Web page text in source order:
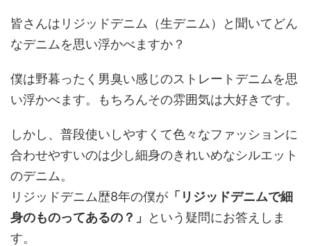
皆さんはリジッドデニム（生デニム）と聞いてどん
なデニムを思い浮かべますか？
僕は野暮ったく男臭い感じのストレートデニムを思
い浮かべます。もちろんその雰囲気は大好きです。
しかし、普段使いしやすくて色々なファッションに
合わせやすいのは少し細身のきれいめなシルエット
のデニム。
リジッドデニム歴8年の僕が 「リジッドデニムで細
身のものってあるの？」
という疑問にお答えしま
す。